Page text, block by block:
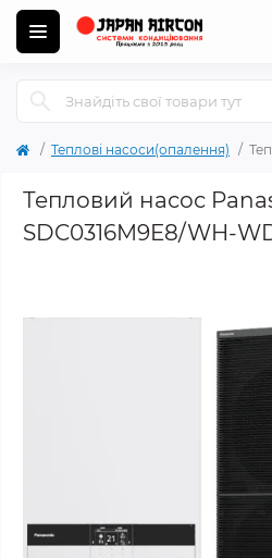
Теплові насоси(опалення)
Тепловий насос
SDC0316M9E8/WH-